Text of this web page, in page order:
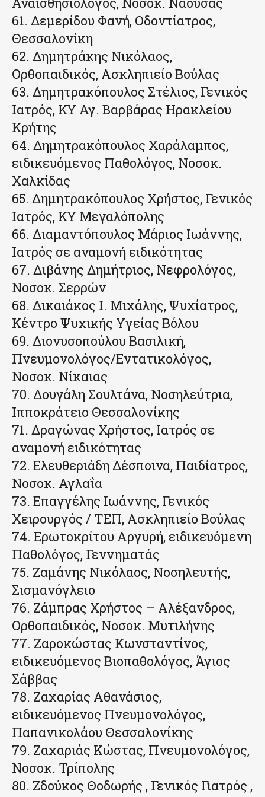
61. Δεμερίδου Φανή, Οδοντίατρος,
Θεσσαλονίκη
62. Δημητράκης Νικόλαος,
Ορθοπαιδικός, Ασκληπιείο Βούλας
63. Δημητρακόπουλος Στέλιος, Γενικός
Ιατρός, ΚΥ Αγ. Βαρβάρας Ηρακλείου
Κρήτης
64. Δημητρακόπουλος Χαράλαμπος,
ειδικευόμενος Παθολόγος, Νοσοκ.
Χαλκίδας
65. Δημητρακόπουλος Χρήστος, Γενικός
Ιατρός, ΚΥ Μεγαλόπολης
66. Διαμαντόπουλος Μάριος Ιωάννης,
Ιατρός σε αναμονή ειδικότητας
67. Διβάνης Δημήτριος, Νεφρολόγος,
Νοσοκ. Σερρών
68. Δικαιάκος Ι. Μιχάλης, Ψυχίατρος,
Κέντρο Ψυχικής Υγείας Βόλου
69. Διονυσοπούλου Βασιλική,
Πνευμονολόγος/Εντατικολόγος,
Νοσοκ. Νίκαιας
70. Δουγάλη Σουλτάνα, Νοσηλεύτρια,
Ιπποκράτειο Θεσσαλονίκης
71. Δραγώνας Χρήστος, Ιατρός σε
αναμονή ειδικότητας
72. Ελευθεριάδη Δέσποινα, Παιδίατρος,
Νοσοκ. Αγλαΐα
73. Επαγγέλης Ιωάννης, Γενικός
Χειρουργός / ΤΕΠ, Ασκληπιείο Βούλας
74. Ερωτοκρίτου Αργυρή, ειδικευόμενη
Παθολόγος, Γεννηματάς
75. Ζαμάνης Νικόλαος, Νοσηλευτής,
Σισμανόγλειο
76. Ζάμπρας Χρήστος – Αλέξανδρος,
Ορθοπαιδικός, Νοσοκ. Μυτιλήνης
77. Ζαροκώστας Κωνσταντίνος,
ειδικευόμενος Βιοπαθολόγος, Άγιος
Σάββας
78. Ζαχαρίας Αθανάσιος,
ειδικευόμενος Πνευμονολόγος,
Παπανικολάου Θεσσαλονίκης
79. Ζαχαριάς Κώστας, Πνευμονολόγος,
Νοσοκ. Τρίπολης
80. Ζδούκος Θοδωρής , Γενικός Γιατρός ,